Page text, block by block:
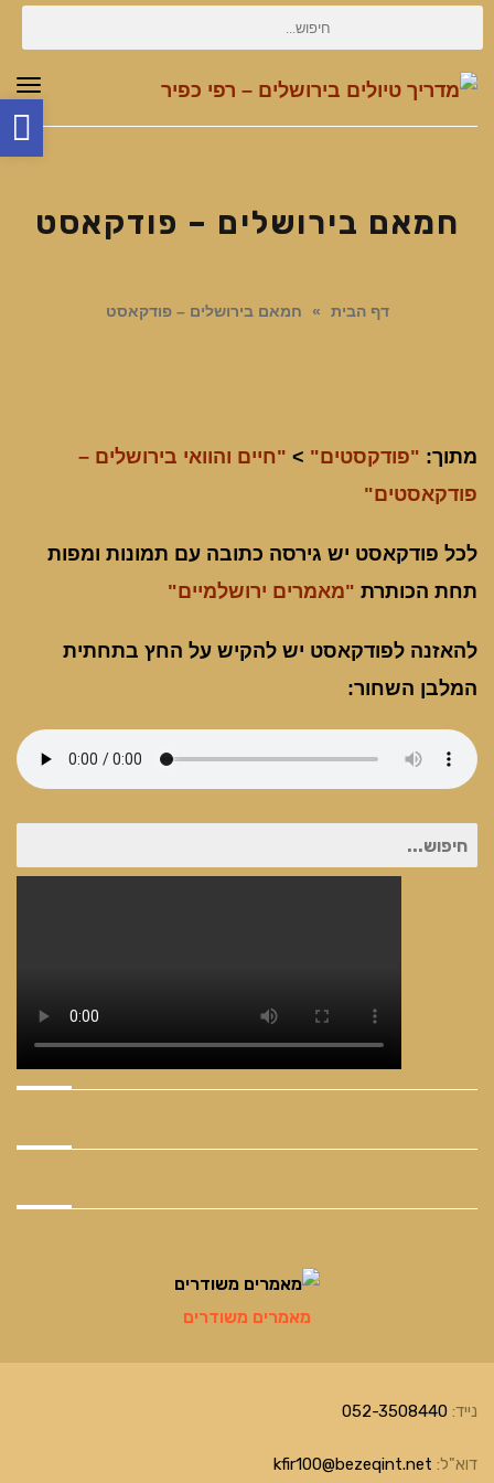
חמאם בירושלים – פודקאסט
דף הבית » חמאם בירושלים – פודקאסט
מתוך: "פודקסטים" > "חיים והוואי בירושלים –
פודקאסטים"
לכל פודקאסט יש גירסה כתובה עם תמונות ומפות
תחת הכותרת "מאמרים ירושלמיים"
להאזנה לפודקאסט יש להקיש על החץ בתחתית
המלבן השחור:
חיפוש
עבור:
מאמרים משודרים
נייד: 052-3508440
דוא"ל: kfir100@bezeqint.net